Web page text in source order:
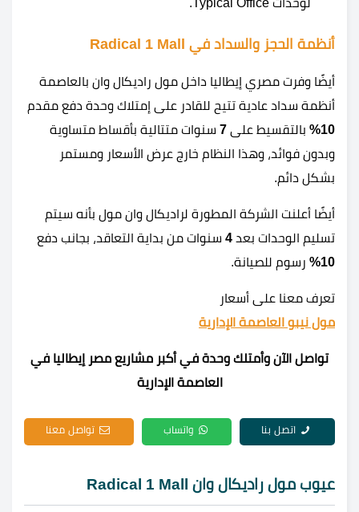
أنظمة الحجز والسداد في Radical 1 Mall
أيضًا وفرت مصري إيطاليا داخل مول راديكال وان بالعاصمة
أنظمة سداد عادية تتيح للقادر على إمتلاك وحدة دفع مقدم
10%
بالتقسيط على 7 سنوات متتالية بأقساط متساوية
وبدون فوائد، وهذا النظام خارج عرض الأسعار ومستمر
بشكل دائم.
أيضًا أعلنت الشركة المطورة لراديكال وان مول بأنه سيتم
تسليم الوحدات بعد 4 سنوات من بداية التعاقد، بجانب دفع
10%
رسوم للصيانة.
تعرف معنا على أسعار
مول نيبو العاصمة الإدارية
تواصل الآن وأمتلك وحدة في أكبر مشاريع مصر إيطاليا في
العاصمة الإدارية
اتصل بنا واتساب تواصل معنا
عيوب مول راديكال وان Radical 1 Mall